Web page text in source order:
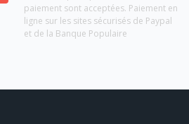
paiement sont acceptées. Paiement en
ligne sur les sites sécurisés de Paypal
et de la Banque Populaire